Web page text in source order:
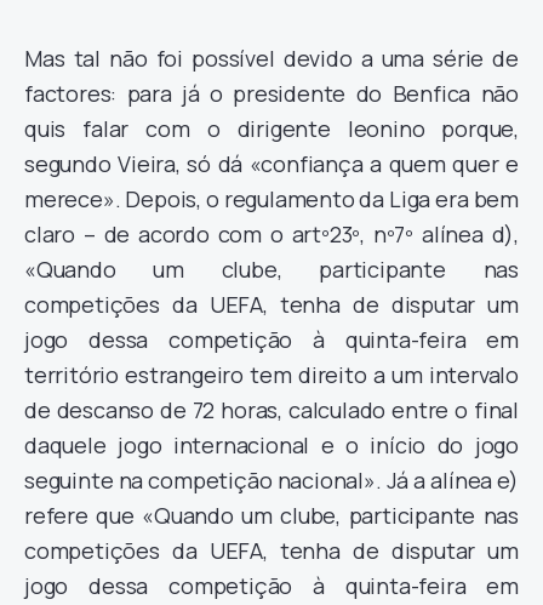
Mas tal não foi possível devido a uma série de
factores: para já o presidente do Benfica não
quis falar com o dirigente leonino porque,
segundo Vieira, só dá «confiança a quem quer e
merece». Depois, o regulamento da Liga era bem
claro – de acordo com o artº23º, nº7º alínea d),
«Quando um clube, participante nas
competições da UEFA, tenha de disputar um
jogo dessa competição à quinta-feira em
território estrangeiro tem direito a um intervalo
de descanso de 72 horas, calculado entre o final
daquele jogo internacional e o início do jogo
seguinte na competição nacional». Já a alínea e)
refere que «Quando um clube, participante nas
competições da UEFA, tenha de disputar um
jogo dessa competição à quinta-feira em